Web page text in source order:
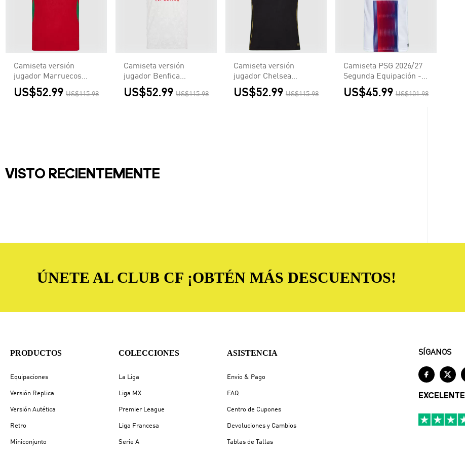
Camiseta versión
jugador Marruecos
2026 Primera
Equipación Copa del
US$52.99 US$115.98
Camiseta versión
jugador Benfica
2026/27 Segunda
Equipación - Versión
US$52.99 US$115.98
Camiseta versión
jugador Chelsea
2026/27 Segunda
Equipación - Versión
US$52.99 US$115.98
Camiseta PSG 2026/27
Segunda Equipación -
Versión Hincha
US$45.99 US$101.98
VISTO RECIENTEMENTE
ÚNETE AL CLUB CF ¡OBTÉN MÁS DESCUENTOS!
PRODUCTOS
Equipaciones
Versión Replica
Versión Autética
Retro
Miniconjunto
COLECCIONES
La Liga
Liga MX
Premier League
Liga Francesa
Serie A
ASISTENCIA
Envío & Pago
FAQ
Centro de Cupones
Devoluciones y Cambios
Tablas de Tallas
SÍGANOS
 
EXCELENTE